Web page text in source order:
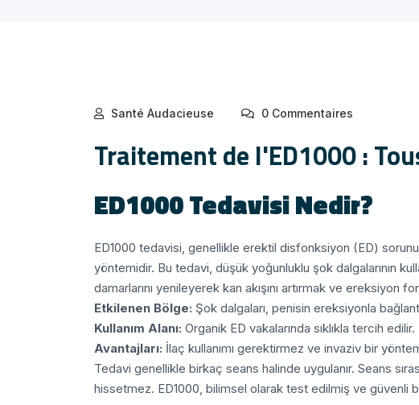
Santé Audacieuse 0 Commentaires
Traitement de l'ED1000 :
ED1000 Tedavisi Nedir?
ED1000 tedavisi, genellikle erektil disfonksiyon (ED)
yöntemidir. Bu tedavi, düşük yoğunluklu şok dalgalarının
damarlarını yenileyerek kan akışını artırmak ve ereksiyon
Etkilenen Bölge: Şok dalgaları, penisin ereksiyonla
Kullanım Alanı: Organik ED vakalarında sıklıkla tercih edilir.
Avantajları: İlaç kullanımı gerektirmez ve invaziv bir
Tedavi genellikle birkaç seans halinde uygulanır. Seans
hissetmez. ED1000, bilimsel olarak test edilmiş ve güvenli